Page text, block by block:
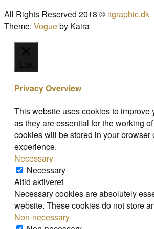
All Rights Reserved 2018 © itgraphic.dk
Theme: Vogueby Kaira
Luk
Privacy Overview
This website uses cookies to
as they are essential for the working
cookies will be stored in your
experience.
Necessary
Necessary
Altid aktiveret
Necessary cookies are absolutely
website. These cookies do not store
Non-necessary